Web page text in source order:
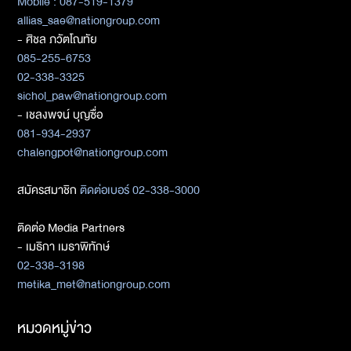
allias_sae@nationgroup.com
- ศิชล ภวัตโณทัย
085-255-6753
02-338-3325
sichol_paw@nationgroup.com
- เชลงพจน์ บุญซื่อ
081-934-2937
chalengpot@nationgroup.com
สมัครสมาชิกติดต่อเบอร์ 02-338-3000
ติดต่อ Media Partners
- เมธิกา เมธาพิทักษ์
02-338-3198
metika_met@nationgroup.com
หมวดหมู่ข่าว